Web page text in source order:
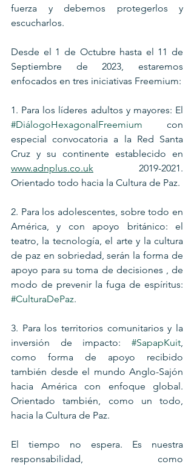
fuerza y debemos protegerlos y
escucharlos.
Desde el 1 de Octubre hasta el 11 de
Septiembre de 2023, estaremos
enfocados en tres iniciativas Freemium:
#DiálogoHexagonalFreemium con
especial convocatoria a la Red Santa
www.adnplus.co.uk 2019-2021.
Orientado todo hacia la Cultura de Paz.
2. Para los adolescentes, sobre todo en
América, y con apoyo británico: el
teatro, la tecnología, el arte y la cultura
de paz en sobriedad, serán la forma de
apoyo para su toma de decisiones , de
#CulturaDePaz.
3. Para los territorios comunitarios y la
inversión de impacto: #SapapKuit,
como forma de apoyo recibido
también desde el mundo Anglo-Sajón
hacia América con enfoque global.
Orientado también, como un todo,
hacia la Cultura de Paz.
El tiempo no espera. Es nuestra